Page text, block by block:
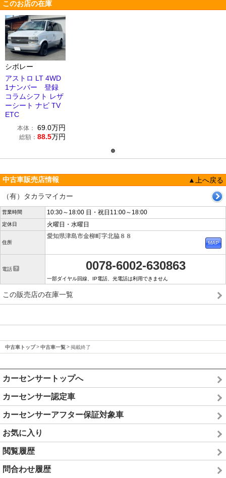
このお店の在庫
シボレー
アストロ LT 4WD
1ナンバー 登録
コラムシフト レザ
ーシート ナビ TV
ETC
本体： 69.0万円
総額： 88.5万円
中古車販売店情報
▲上へ戻る
（有）タカラマイカー
営業時間 10:30～18:00 日・祝日11:00～18:00
定休日 火曜日・水曜日
住所
愛知県津島市金柳町字北脇８８
電話 0078-6002-630863
一部ダイヤル回線、IP電話、光電話は利用できません
この販売店の在庫一覧
中古車トップ 中古車一覧 掲載終了
カーセンサートップへ
カーセンサー認定車
カーセンサーアフター保証対象車
お気に入り
閲覧履歴
問合わせ履歴